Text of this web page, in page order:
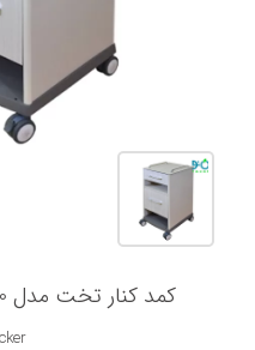
کمد کنار تخت مدل L400